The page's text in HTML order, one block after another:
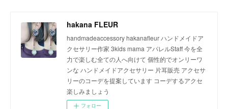
hakana FLEUR
handmadeaccessory hakanafleur ハンドメイドア
クセサリー作家 3kids mama アパレルStaff 今を全
力で楽しむ全ての人へ向けて 個性的でオンリーワ
ンな ハンドメイドアクセサリー 片耳販売 アクセサ
リーのコーデを提案しています コーデするアクセ
楽しみましょう
フォロー